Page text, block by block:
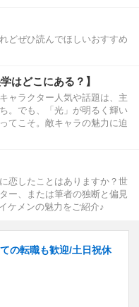
どぜひ読んでほしいおすすめ
はどこにある？】
ャラクター人気や話題は、主
。でも、「光」が明るく輝い
てこそ。敵キャラの魅力に迫
恋したことはありますか？世
ー、または筆者の独断と偏見
ケメンの魅力をご紹介♪
の転職も歓迎/土日祝休